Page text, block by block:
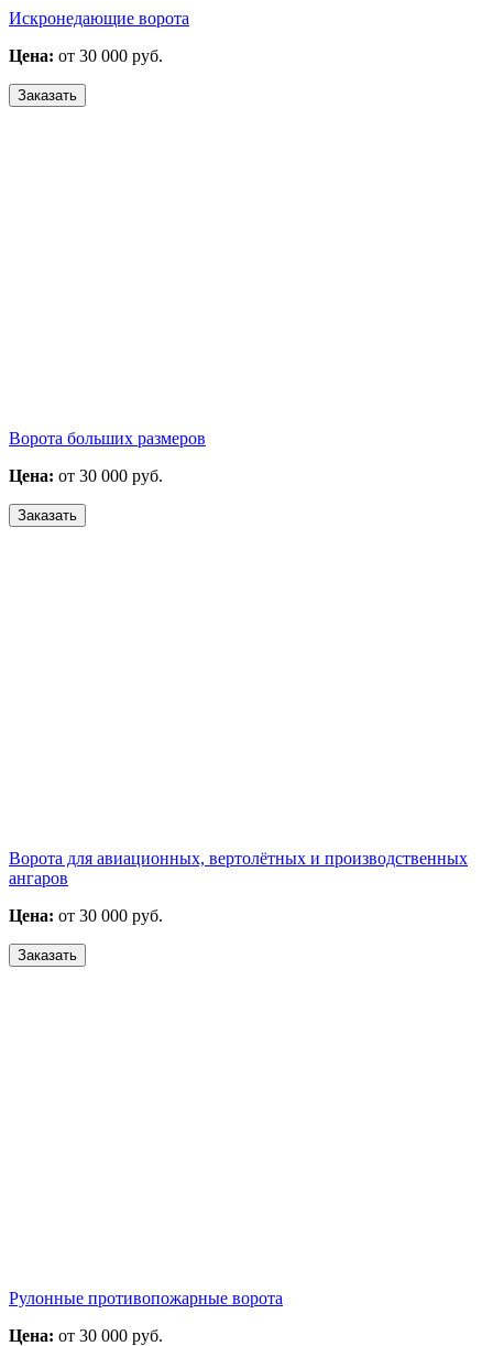
Искронедающие ворота
Цена: от 30 000 руб.
Заказать
Ворота больших размеров
Цена: от 30 000 руб.
Заказать
Ворота для авиационных, вертолётных и производственных
ангаров
Цена: от 30 000 руб.
Заказать
Рулонные противопожарные ворота
Цена: от 30 000 руб.